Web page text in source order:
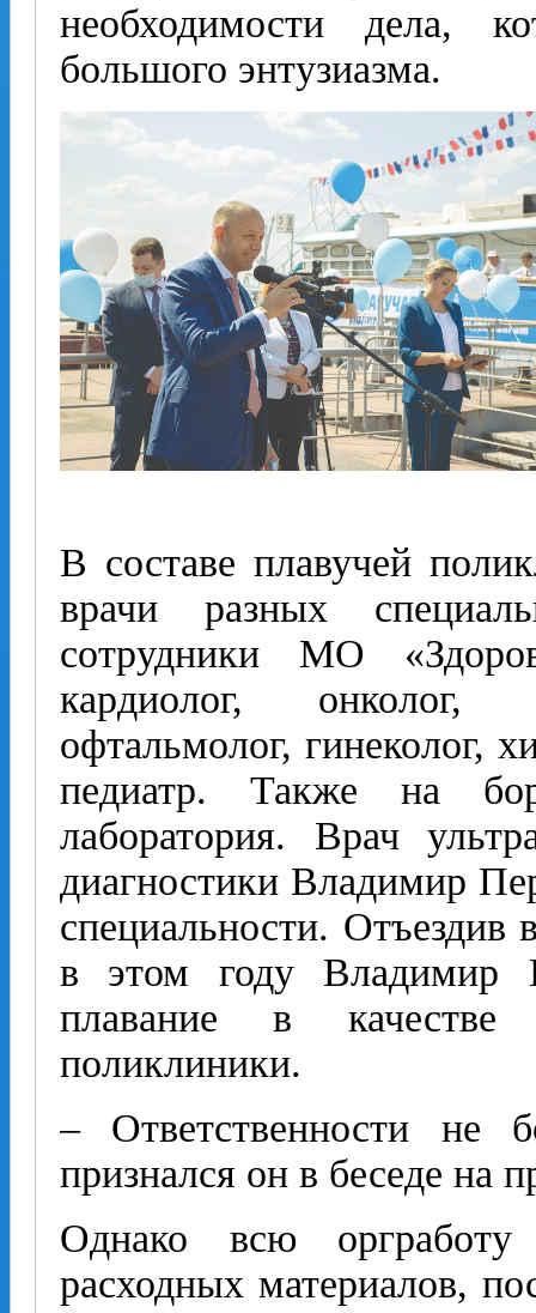
необходимости дела,
большого энтузиазма.
В составе плавучей
врачи разных
сотрудники МО
кардиолог, онколог,
офтальмолог, гинеколог,
педиатр. Также на
лаборатория. Врач
диагностики Владимир
специальности. Отъездив
в этом году Владимир
плавание в качестве
поликлиники.
– Ответственности не
признался он в беседе на
Однако всю
расходных материалов,